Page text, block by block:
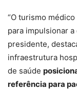
“O turismo
para impulsionar a
presidente,
infraestrutura
de saúde
referência para